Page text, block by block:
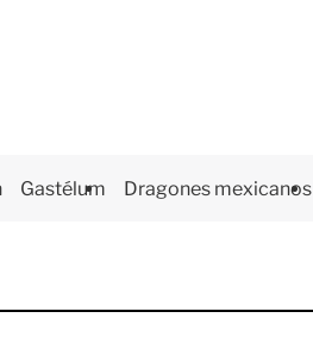
Gastélum Dragones mexicanos